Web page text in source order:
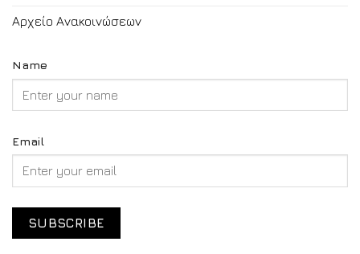
Αρχείο Ανακοινώσεων
Name
Email